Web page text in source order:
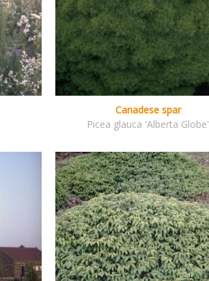
Canadese spar
Picea glauca 'Alberta Globe'